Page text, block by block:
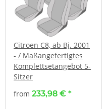
Citroen C8, ab Bj. 2001
- / Maßangefertigtes
Komplettsetangebot 5-
Sitzer
from 233,98 € *